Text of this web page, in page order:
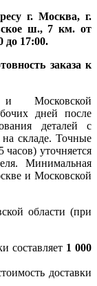
г. Москва, г.
ш., 7 км. от
до 17:00.
заказа к
Московской
дней после
деталей с
складе. Точные
часов) уточняется
Минимальная
и Московской
области (при
составляет 1 000
доставки